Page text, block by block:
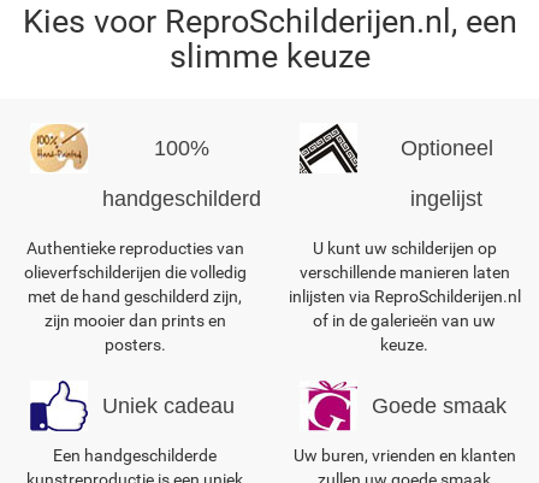
Kies voor ReproSchilderijen.nl, een
slimme keuze
100%
handgeschilderd
Authentieke reproducties van
olieverfschilderijen die volledig
met de hand geschilderd zijn,
zijn mooier dan prints en
posters.
Optioneel
ingelijst
U kunt uw schilderijen op
verschillende manieren laten
inlijsten via ReproSchilderijen.nl
of in de galerieën van uw
keuze.
Uniek cadeau
Een handgeschilderde
kunstreproductie is een uniek
Goede smaak
Uw buren, vrienden en klanten
zullen uw goede smaak